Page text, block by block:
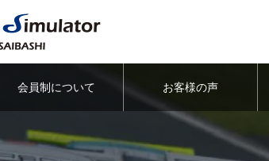
会員制について お客様の声